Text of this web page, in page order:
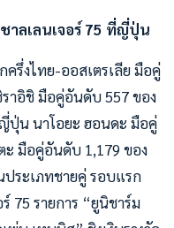
าลเลนเจอร์ 75 ที่ญี่ปุ่น
รึ่งไทย-ออสเตรเลีย มือคู่
าอิชิ มือคู่อันดับ 557 ของ
ปุ่น นาโอยะ ฮอนดะ มือคู่
ะ มือคู่อันดับ 1,179 ของ
ประเภทชายคู่ รอบแรก
75 รายการ “ยูนิชาร์ม